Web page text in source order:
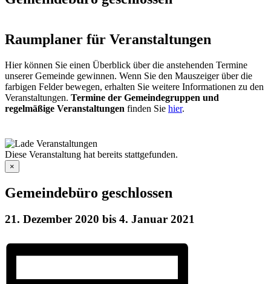
Raumplaner für Veranstaltungen
Hier können Sie einen Überblick über die anstehenden Termine
unserer Gemeinde gewinnen. Wenn Sie den Mauszeiger über die
farbigen Felder bewegen, erhalten Sie weitere Informationen zu den
Veranstaltungen. Termine der Gemeindegruppen und
regelmäßige Veranstaltungen finden Sie hier.
Diese Veranstaltung hat bereits stattgefunden.
×
Gemeindebüro geschlossen
21. Dezember 2020 bis 4. Januar 2021